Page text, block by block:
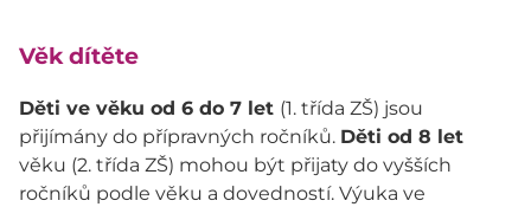
Věk dítěte
Děti ve věku od 6 do 7 let (1. třída ZŠ) jsou
přijímány do přípravných ročníků. Děti od 8 let
věku (2. třída ZŠ) mohou být přijaty do vyšších
ročníků podle věku a dovedností. Výuka ve